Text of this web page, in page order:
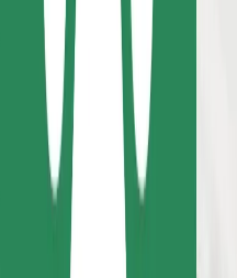
Bolt Food
Para gestores de frota
Para restaurantes
Bolt for Business
Outros
Termos & Condições